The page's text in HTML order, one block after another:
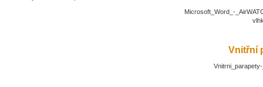
Microsoft_Word_-
Vnitřní